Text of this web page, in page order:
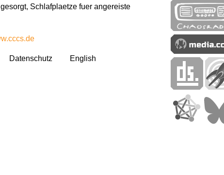
Schlafplaetze fuer angereiste
Datenschutz English